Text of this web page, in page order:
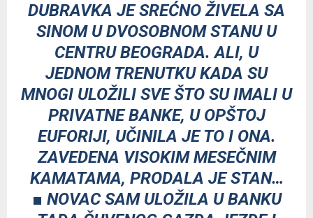
DUBRAVKA JE SREĆNO ŽIVELA SA
SINOM U DVOSOBNOM STANU U
CENTRU BEOGRADA. ALI, U
JEDNOM TRENUTKU KADA SU
MNOGI ULOŽILI SVE ŠTO SU IMALI U
PRIVATNE BANKE, U OPŠTOJ
EUFORIJI, UČINILA JE TO I ONA.
ZAVEDENA VISOKIM MESEČNIM
KAMATAMA, PRODALA JE STAN…
■ NOVAC SAM ULOŽILA U BANKU